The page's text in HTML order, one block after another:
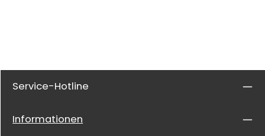
Service-Hotline
Informationen